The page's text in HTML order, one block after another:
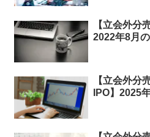
【立会外分
2022年8月
【立会外分
IPO】2025